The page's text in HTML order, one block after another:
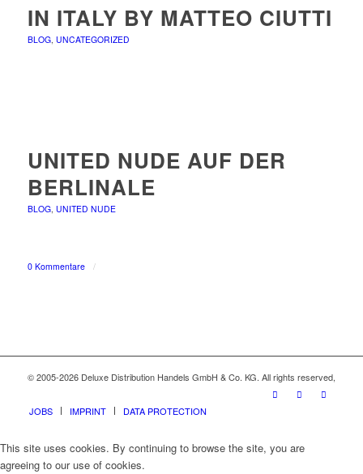
IN ITALY BY MATTEO CIUTTI
BLOG, UNCATEGORIZED
UNITED NUDE AUF DER
BERLINALE
BLOG, UNITED NUDE
0 Kommentare /
© 2005-2026 Deluxe Distribution Handels GmbH & Co. KG. All rights reserved,
JOBS IMPRINT DATA PROTECTION
This site uses cookies. By continuing to browse the site, you are
agreeing to our use of cookies.